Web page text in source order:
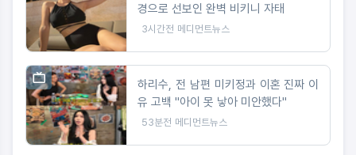
경으로 선보인 완벽 비키니 자태
3시간전 메디먼트뉴스
하리수, 전 남편 미키정과 이혼 진짜 이
유 고백 "아이 못 낳아 미안했다"
53분전 메디먼트뉴스